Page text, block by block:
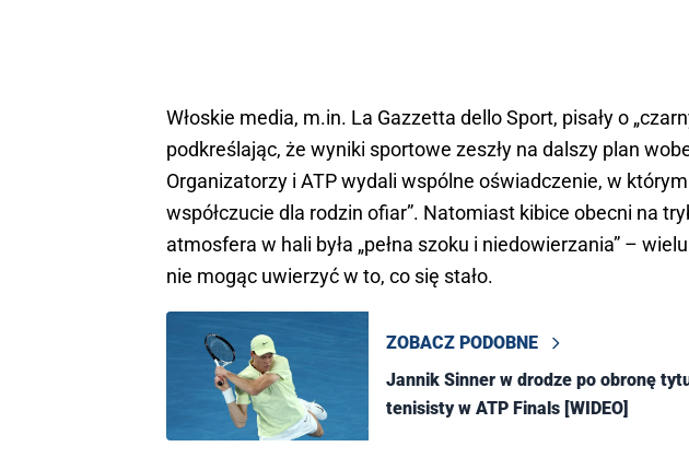
Włoskie media, m.in. La Gazzetta dello Sport, pisały o
podkreślając, że wyniki sportowe zeszły na dalszy plan
Organizatorzy i ATP wydali wspólne oświadczenie, w którym
współczucie dla rodzin ofiar”. Natomiast kibice obecni na
atmosfera w hali była „pełna szoku i niedowierzania” –
nie mogąc uwierzyć w to, co się stało.
ZOBACZ PODOBNE
Jannik Sinner w drodze po obronę
tenisisty w ATP Finals [WIDEO]